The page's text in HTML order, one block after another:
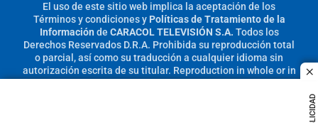
El uso de este sitio web implica la aceptación de los
Términos y condicionesy Políticas de Tratamiento de la
Información de CARACOL TELEVISIÓN S.A. Todos los
Derechos Reservados D.R.A. Prohibida su reproducción total
o parcial, así como su traducción a cualquier idioma sin
autorización escrita de su titular. Reproduction in whole or in